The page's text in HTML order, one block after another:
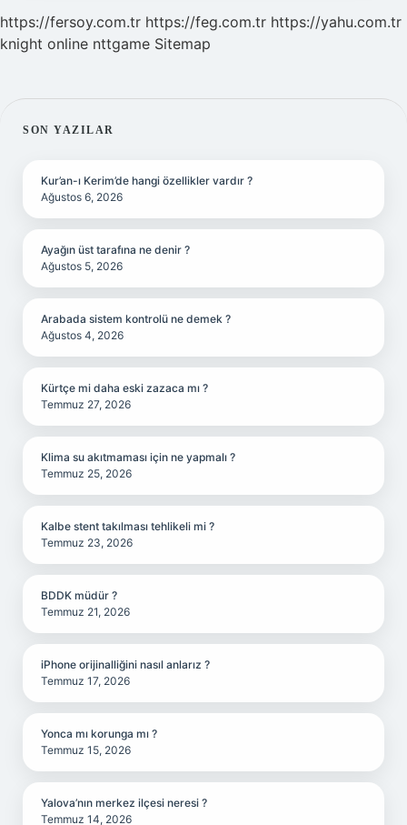
https://fersoy.com.tr https://feg.com.tr https://yahu.com.tr
knight online nttgame Sitemap
SIDEBAR
SON YAZILAR
Kur’an-ı Kerim’de hangi özellikler vardır ?
Ağustos 6, 2026
Ayağın üst tarafına ne denir ?
Ağustos 5, 2026
Arabada sistem kontrolü ne demek ?
Ağustos 4, 2026
Kürtçe mi daha eski zazaca mı ?
Temmuz 27, 2026
Klima su akıtmaması için ne yapmalı ?
Temmuz 25, 2026
Kalbe stent takılması tehlikeli mi ?
Temmuz 23, 2026
BDDK müdür ?
Temmuz 21, 2026
iPhone orijinalliğini nasıl anlarız ?
Temmuz 17, 2026
Yonca mı korunga mı ?
Temmuz 15, 2026
Yalova’nın merkez ilçesi neresi ?
Temmuz 14, 2026